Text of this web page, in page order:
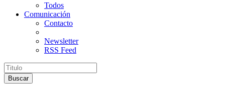
Todos
Comunicación
Contacto
Newsletter
RSS Feed
Buscar